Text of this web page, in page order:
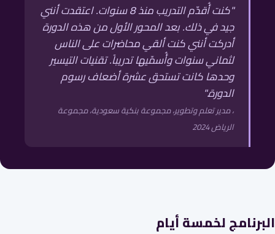
"كنت أُقدّم التدريب منذ 8 سنوات. اعتقدت أنني
جيد في ذلك. بعد المحور الأول من هذه الدورة
أدركت أنني كنت ألقي محاضرات على الناس
لثماني سنوات وأُسمّيها تدريباً. تقنيات التيسير
وحدها كانت تستحق عشرة أضعاف رسوم
الدورة."
، مدير تعلم وتطوير، مجموعة بنكية سعودية، مجموعة
الرياض 2024
البرنامج لخمسة أيام